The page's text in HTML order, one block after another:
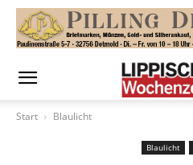
Start Blaulicht
Blaulicht